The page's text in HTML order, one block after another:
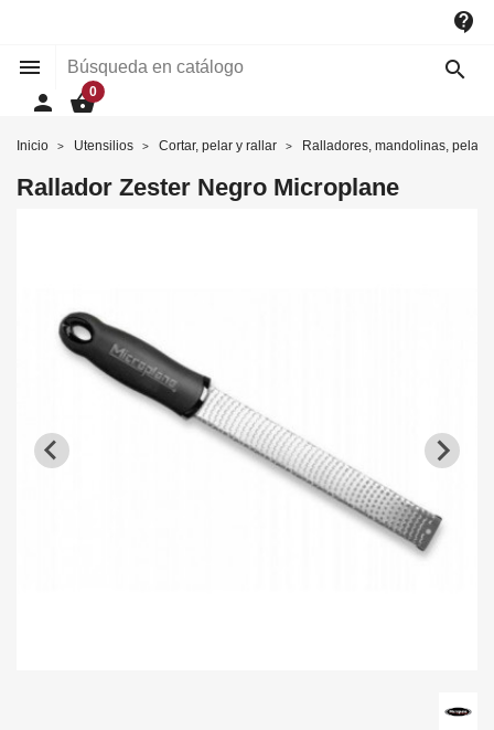
contact_support


person
shopping_basket
0
Inicio Utensilios Cortar, pelar y rallar Ralladores, mandolinas,
Rallador Zester Negro Microplane